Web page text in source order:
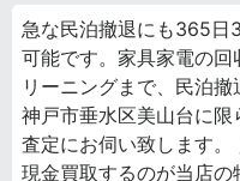
急な民泊撤退にも365日
可能です。家具家電の
リーニングまで、民泊撤
神戸市垂水区美山台に
査定にお伺い致します
現金買取するのが当店